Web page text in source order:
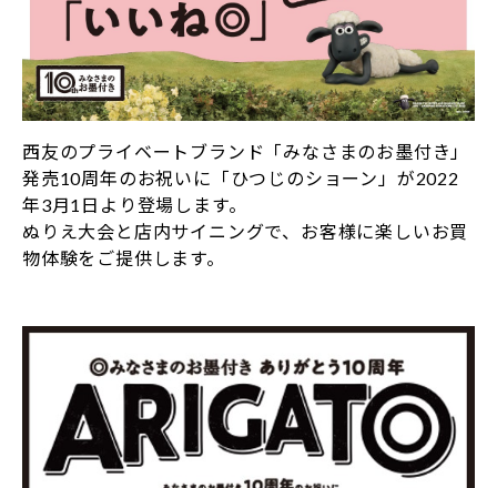
西友のプライベートブランド「みなさまのお墨付き」
発売10周年のお祝いに「ひつじのショーン」が2022
年3月1日より登場します。
ぬりえ大会と店内サイニングで、お客様に楽しいお買
物体験をご提供します。